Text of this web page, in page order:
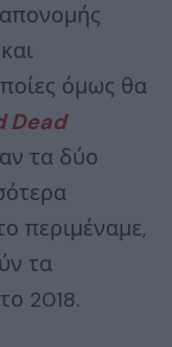
και
όμως θα
Dead
τα δύο
περιμέναμε,
τα
2018.